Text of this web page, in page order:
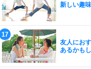
新しい趣
友人にお
あるかも